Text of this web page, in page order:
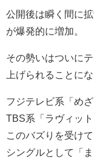
公開後は瞬く間に
が爆発的に増加。
その勢いはついに
上げられることに
フジテレビ系「め
TBS系「ラヴィッ
このバズりを受けて
シングルとして「